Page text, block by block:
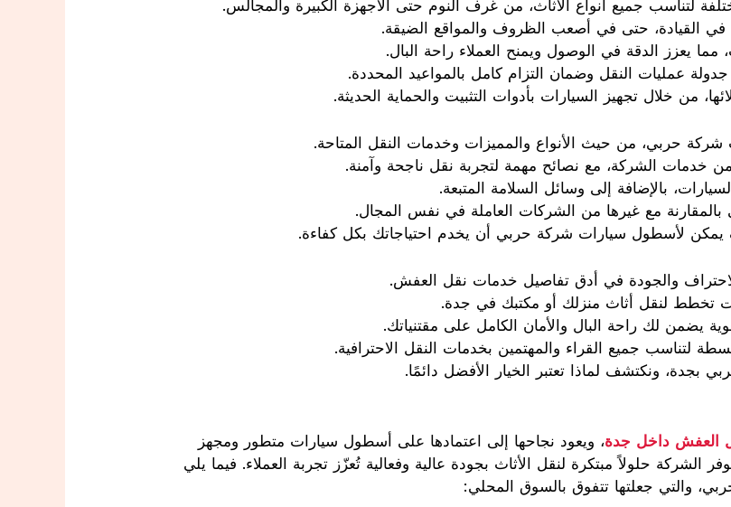
لتناسب جميع أنواع الأثاث، من غرف النوم حتى الأجهزة الكبيرة والمجالس.
في القيادة، حتى في أصعب الظروف والمواقع الضيقة.
عمليات النقل وضمان التزام كامل بالمواعيد المحددة.
خلال تجهيز السيارات بأدوات التثبيت والحماية الحديثة.
شركة حربي، من حيث الأنواع والمميزات وخدمات النقل المتاحة.
خدمات الشركة، مع نصائح مهمة لتجربة نقل ناجحة وآمنة.
بالإضافة إلى وسائل السلامة المتبعة.
مع غيرها من الشركات العاملة في نفس المجال.
يمكن لأسطول سيارات شركة حربي أن يخدم احتياجاتك بكل كفاءة.
والجودة في أدق تفاصيل خدمات نقل العفش.
تخطط لنقل أثاث منزلك أو مكتبك في جدة.
يضمن لك راحة البال والأمان الكامل على مقتنياتك.
جميع القراء والمهتمين بخدمات النقل الاحترافية.
بجدة، ونكتشف لماذا تعتبر الخيار الأفضل دائمًا.
العفش داخل جدة
والتي جعلتها تتفوق بالسوق المحلي: